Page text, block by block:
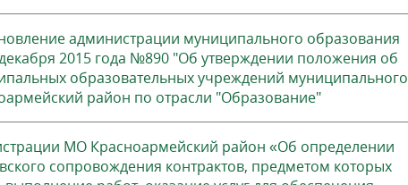
администрации муниципального образования
2015 года №890 "Об утверждении положения об
образовательных учреждений муниципального
район по отрасли "Образование"
МО Красноармейский район «Об определении
сопровождения контрактов, предметом которых